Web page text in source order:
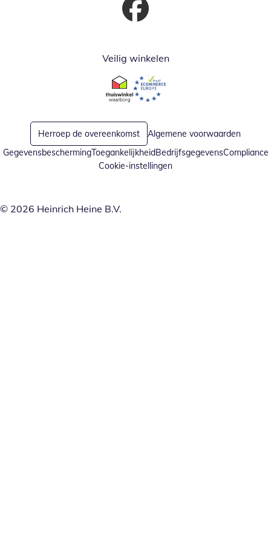
Opent in nieuw venster
Veilig winkelen
Opent in nieuw venster
Opent in nieuw venster
Herroep de overeenkomst
Algemene voorwaarden
GegevensbeschermingToegankelijkheidBedrijfsgegevensCompliance
Cookie-instellingen
© 2026 Heinrich Heine B.V.